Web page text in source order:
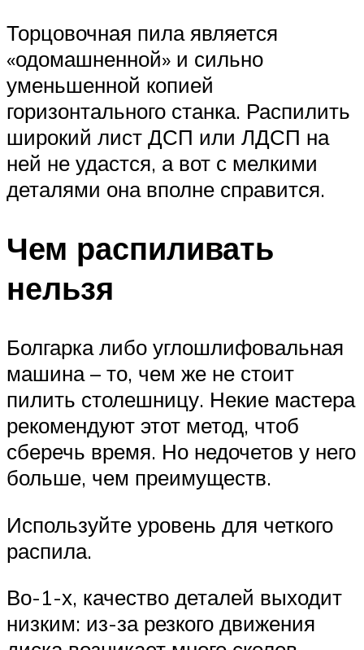
Торцовочная пила является
«одомашненной» и сильно
уменьшенной копией
горизонтального станка. Распилить
широкий лист ДСП или ЛДСП на
ней не удастся, а вот с мелкими
деталями она вполне справится.
Чем распиливать
нельзя
Болгарка либо углошлифовальная
машина – то, чем же не стоит
пилить столешницу. Некие мастера
рекомендуют этот метод, чтоб
сберечь время. Но недочетов у него
больше, чем преимуществ.
Используйте уровень для четкого
распила.
Во-1-х, качество деталей выходит
низким: из-за резкого движения